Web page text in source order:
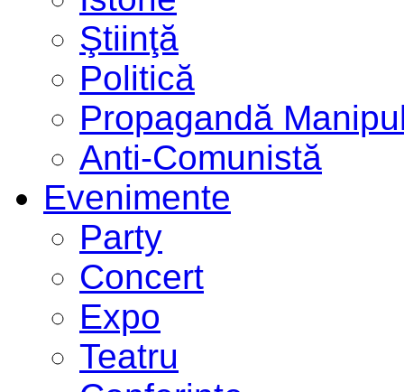
Ştiinţă
Politică
Propagandă
Anti-Comunistă
Evenimente
Party
Concert
Expo
Teatru